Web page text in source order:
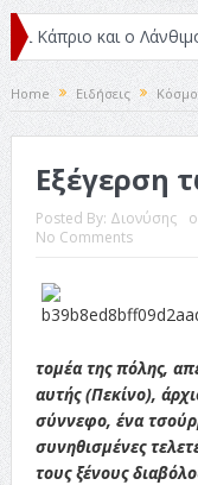
ο Λάνθιμος
Home Ειδήσεις
Εξέγερση
Posted By: Διονύσης
No Comments
τομέα της πόλης,
αυτής (Πεκίνο),
σύννεφο, ένα
συνηθισμένες
τους ξένους